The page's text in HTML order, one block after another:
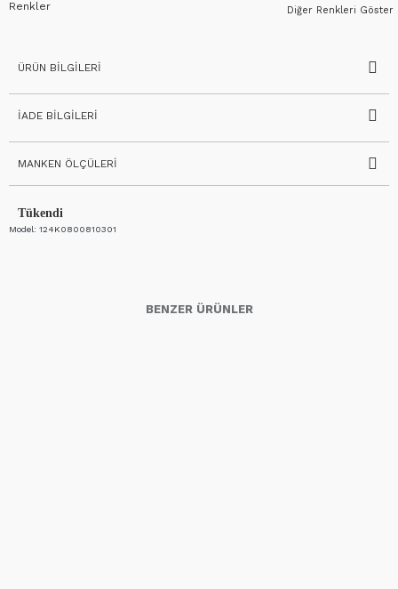
Tükendi
Model: 124K0800810301
Diğer Renkleri Göster
Renkler
ÜRÜN BILGILERI
İADE BILGILERI
MANKEN ÖLÇÜLERI
BENZER ÜRÜNLER